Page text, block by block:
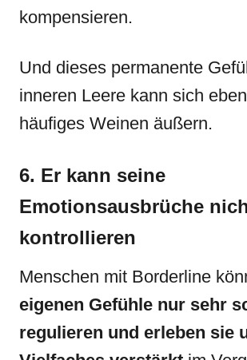
kompensieren.
Und dieses permanente
inneren Leere kann sich
häufiges Weinen äußern.
6. Er kann seine
Emotionsausbrüche
kontrollieren
Menschen mit Borderline
eigenen Gefühle nur sehr
regulieren und erleben sie